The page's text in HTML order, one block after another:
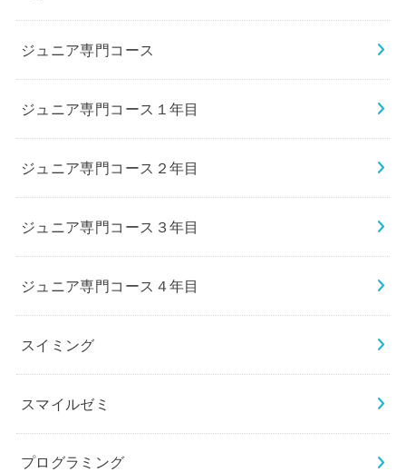
ジュニア専門コース
ジュニア専門コース１年目
ジュニア専門コース２年目
ジュニア専門コース３年目
ジュニア専門コース４年目
スイミング
スマイルゼミ
プログラミング